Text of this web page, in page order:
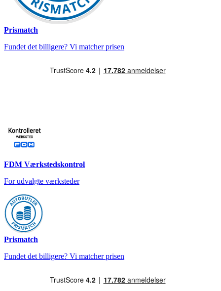
Prismatch
Fundet det billigere? Vi matcher prisen
FDM Værkstedskontrol
For udvalgte værksteder
Prismatch
Fundet det billigere? Vi matcher prisen